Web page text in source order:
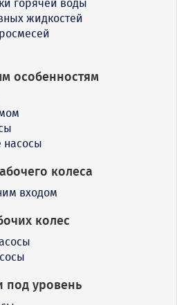
горячей воды
жидкостей
особенностям
колеса
входом
колес
под уровень